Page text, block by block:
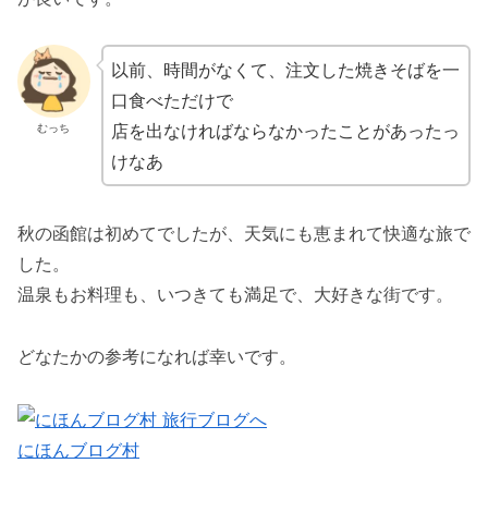
むっち
以前、時間がなくて、注文した焼きそばを一
口食べただけで
店を出なければならなかったことがあったっ
けなあ
秋の函館は初めてでしたが、天気にも恵まれて快適な旅で
した。
温泉もお料理も、いつきても満足で、大好きな街です。
どなたかの参考になれば幸いです。
にほんブログ村